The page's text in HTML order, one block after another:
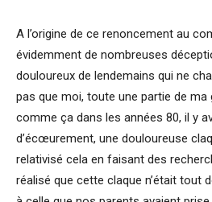
A l’origine de ce renoncement au
évidemment de nombreuses
douloureux de lendemains qui ne
pas que moi, toute une partie de ma
comme ça dans les années 80, il y
d’écœurement, une douloureuse
relativisé cela en faisant des
réalisé que cette claque n’était tout